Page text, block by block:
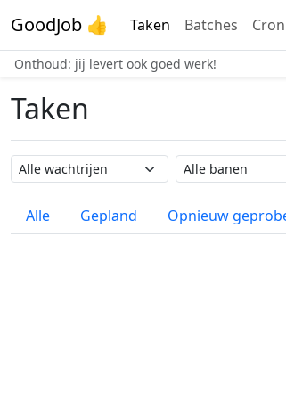
GoodJob 👍 Taken Batches Cron
Onthoud: jij levert ook goed werk!
Taken
Wachtrij naam Taak naam
Alle Gepland Opnieuw